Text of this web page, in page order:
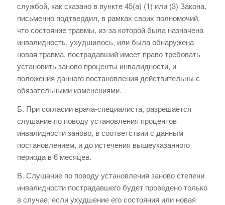
службой, как сказано в пункте 45(а) (1) или (3) Закона,
письменно подтвердил, в рамках своих полномочий,
что состояние травмы, из-за которой была назначена
инвалидность, ухудшилось, или была обнаружена
новая травма, пострадавший имеет право требовать
установить заново проценты инвалидности, и
положения данного постановления действительны с
обязательными изменениями.
Б. При согласии врача-специалиста, разрешается
слушание по поводу установления процентов
инвалидности заново, в соответствии с данным
постановлением, и до истечения вышеуказанного
периода в 6 месяцев.
В. Слушание по поводу установления заново степени
инвалидности пострадавшего будет проведено только
в случае, если ухудшение его состояния или новая